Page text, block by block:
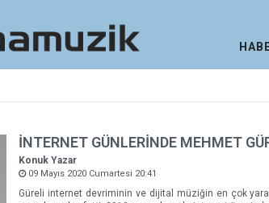
İNTERNET GÜNLERİNDE MEHMET
Konuk Yazar
09 Mayıs 2020 Cumartesi 20:41
Güreli internet devriminin ve dijital müziğin en çok